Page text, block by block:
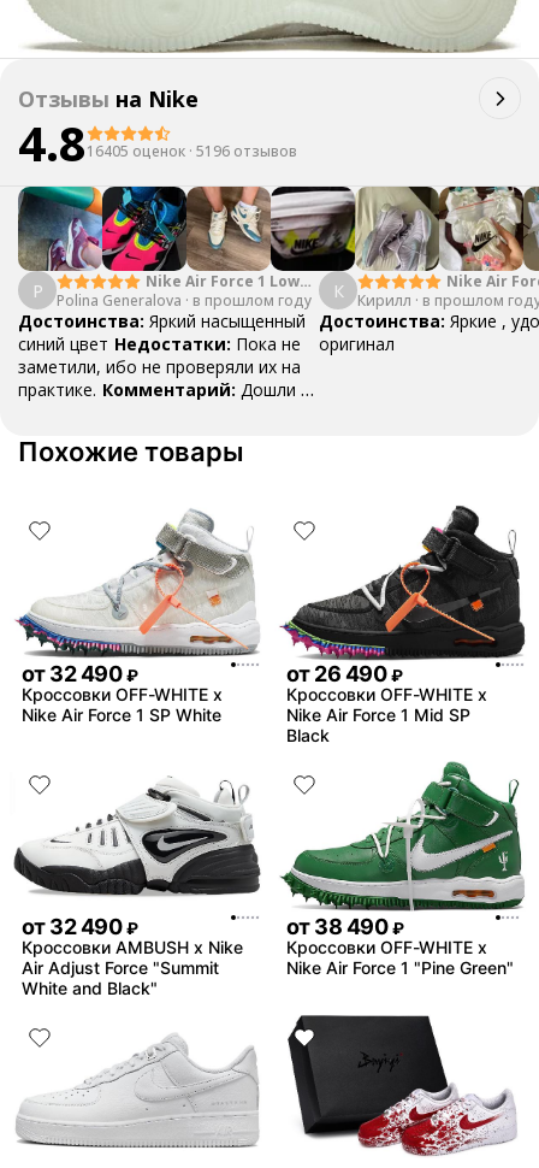
Отзывы на Nike
4.816405 оценок · 5196 отзывов
P
Nike Air Force 1 Low
College Pack White
Blue
Polina Generalova · в прошлом году
Достоинства: Яркий насыщенный
синий цвет Недостатки: Пока не
заметили, ибо не проверяли их на
практике. Комментарий: Дошли за
К
Nike Air
Yellow
Кирилл · в прошлом
Достоинства: Яркие ,
оригинал
Похожие товары
от32 490 ₽
Кроссовки OFF-WHITE x
Nike Air Force 1 SP White
от26 490 ₽
Кроссовки OFF-WHITE x
Nike Air Force 1 Mid SP
Black
от32 490 ₽
Кроссовки AMBUSH x Nike
Air Adjust Force "Summit
White and Black"
от38 490 ₽
Кроссовки OFF-WHITE x
Nike Air Force 1 "Pine Green"